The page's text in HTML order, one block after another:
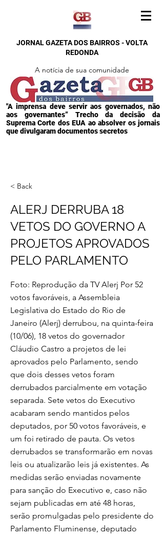
JORNAL GAZETA DOS BAIRROS - VOLTA
REDONDA
A notícia de sua comunidade
"A imprensa deve servir aos governados, não
aos governantes” Trecho da decisão da
Suprema Corte dos EUA ao absolver os jornais
que divulgaram documentos secretos
< Back
ALERJ DERRUBA 18
VETOS DO GOVERNO A
PROJETOS APROVADOS
PELO PARLAMENTO
Foto: Reprodução da TV Alerj Por 52
votos favoráveis, a Assembleia
Legislativa do Estado do Rio de
Janeiro (Alerj) derrubou, na quinta-feira
(10/06), 18 vetos do governador
Cláudio Castro a projetos de lei
aprovados pelo Parlamento, sendo
que dois desses vetos foram
derrubados parcialmente em votação
separada. Sete vetos do Executivo
acabaram sendo mantidos pelos
deputados, por 50 votos favoráveis, e
um foi retirado de pauta. Os vetos
derrubados se transformarão em novas
leis ou atualizarão leis já existentes. As
medidas serão enviadas novamente
para sanção do Executivo e, caso não
sejam publicadas em até 48 horas,
serão promulgadas pelo presidente do
Parlamento Fluminense, deputado